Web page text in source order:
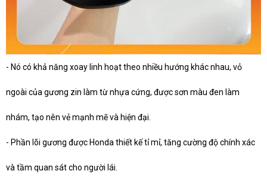
- Nó có khả năng xoay linh hoạt theo nhiều hướng khác nhau, vỏ
ngoài của gương zin làm từ nhựa cứng, được sơn màu đen làm
nhám, tạo nên vẻ mạnh mẽ và hiện đại.
- Phần lõi gương được Honda thiết kế tỉ mỉ, tăng cường độ chính xác
và tầm quan sát cho người lái.